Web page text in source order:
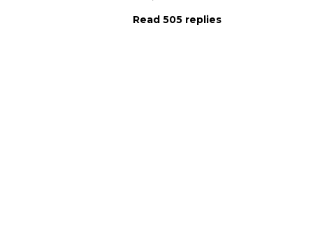
Read 505 replies